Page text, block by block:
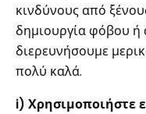
κινδύνους από
δημιουργία φόβου ή
διερευνήσουμε
πολύ καλά.
i) Χρησιμοποιήστε